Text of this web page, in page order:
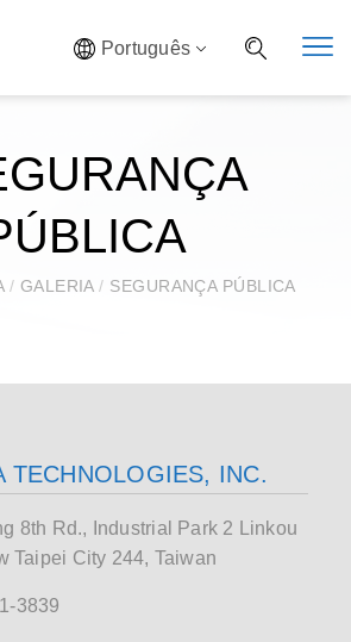
Português
/ GALERIA/ SEGURANÇA PÚBLICA
TECHNOLOGIES, INC.
8th Rd., Industrial Park 2 Linkou
Taipei City 244, Taiwan
3839